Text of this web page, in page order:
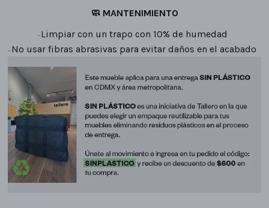
🧼 MANTENIMIENTO
- Limpiar con un trapo con 10% de humedad
No usar fibras abrasivas para evitar daños en el acabado